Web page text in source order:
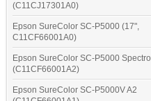
(C11CJ17301A0)
Epson SureColor SC-P5000 (17",
C11CF66001A0)
Epson SureColor SC-P5000 Spectro
(C11CF66001A2)
Epson SureColor SC-P5000V A2